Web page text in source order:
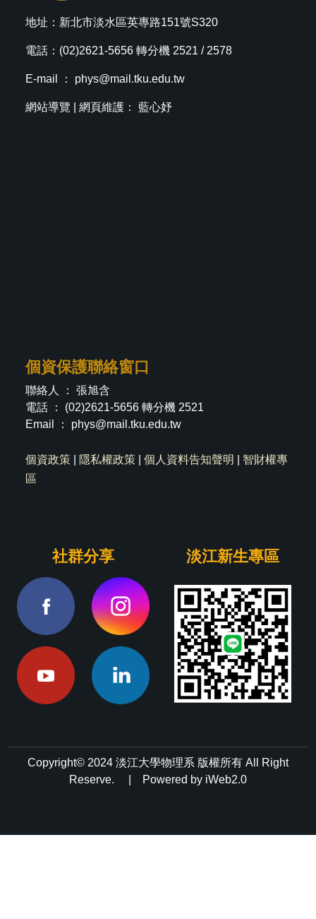
地址：新北市淡水區英專路151號S320
電話：(02)2621-5656 轉分機 2521 / 2578
E-mail ： phys@mail.tku.edu.tw
網站導覽 | 網頁維護： 藍心妤
個資保護聯絡窗口
聯絡人 ： 張旭含
電話 ： (02)2621-5656 轉分機 2521
Email ： phys@mail.tku.edu.tw
個資政策 隱私權政策 個人資料告知聲明
智財權專
區
社群分享 淡江新生專區
Copyright© 2024 淡江大學物理系 版權所有 All Right
Reserve. | Powered by iWeb2.0